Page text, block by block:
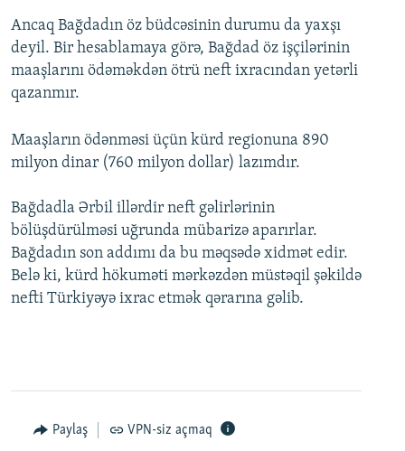
Ancaq Bağdadın öz büdcəsinin durumu da yaxşı
deyil. Bir hesablamaya görə, Bağdad öz işçilərinin
maaşlarını ödəməkdən ötrü neft ixracından yetərli
qazanmır.
Maaşların ödənməsi üçün kürd regionuna 890
milyon dinar (760 milyon dollar) lazımdır.
Bağdadla Ərbil illərdir neft gəlirlərinin
bölüşdürülməsi uğrunda mübarizə aparırlar.
Bağdadın son addımı da bu məqsədə xidmət edir.
Belə ki, kürd hökuməti mərkəzdən müstəqil şəkildə
nefti Türkiyəyə ixrac etmək qərarına gəlib.
Paylaş VPN-siz açmaq